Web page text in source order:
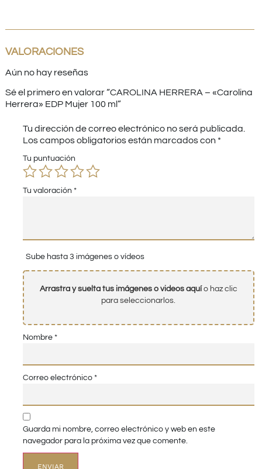
VALORACIONES
Aún no hay reseñas
Sé el primero en valorar “CAROLINA HERRERA – «Carolina
Herrera» EDP Mujer 100 ml”
Tu dirección de correo electrónico no será publicada.
Los campos obligatorios están marcados con *
Tu puntuación
Tu valoración *
Sube hasta 3 imágenes o vídeos
Arrastra y suelta tus imágenes o videos aquío haz clic
para seleccionarlos.
Nombre *
Correo electrónico *
Guarda mi nombre, correo electrónico y web en este
navegador para la próxima vez que comente.